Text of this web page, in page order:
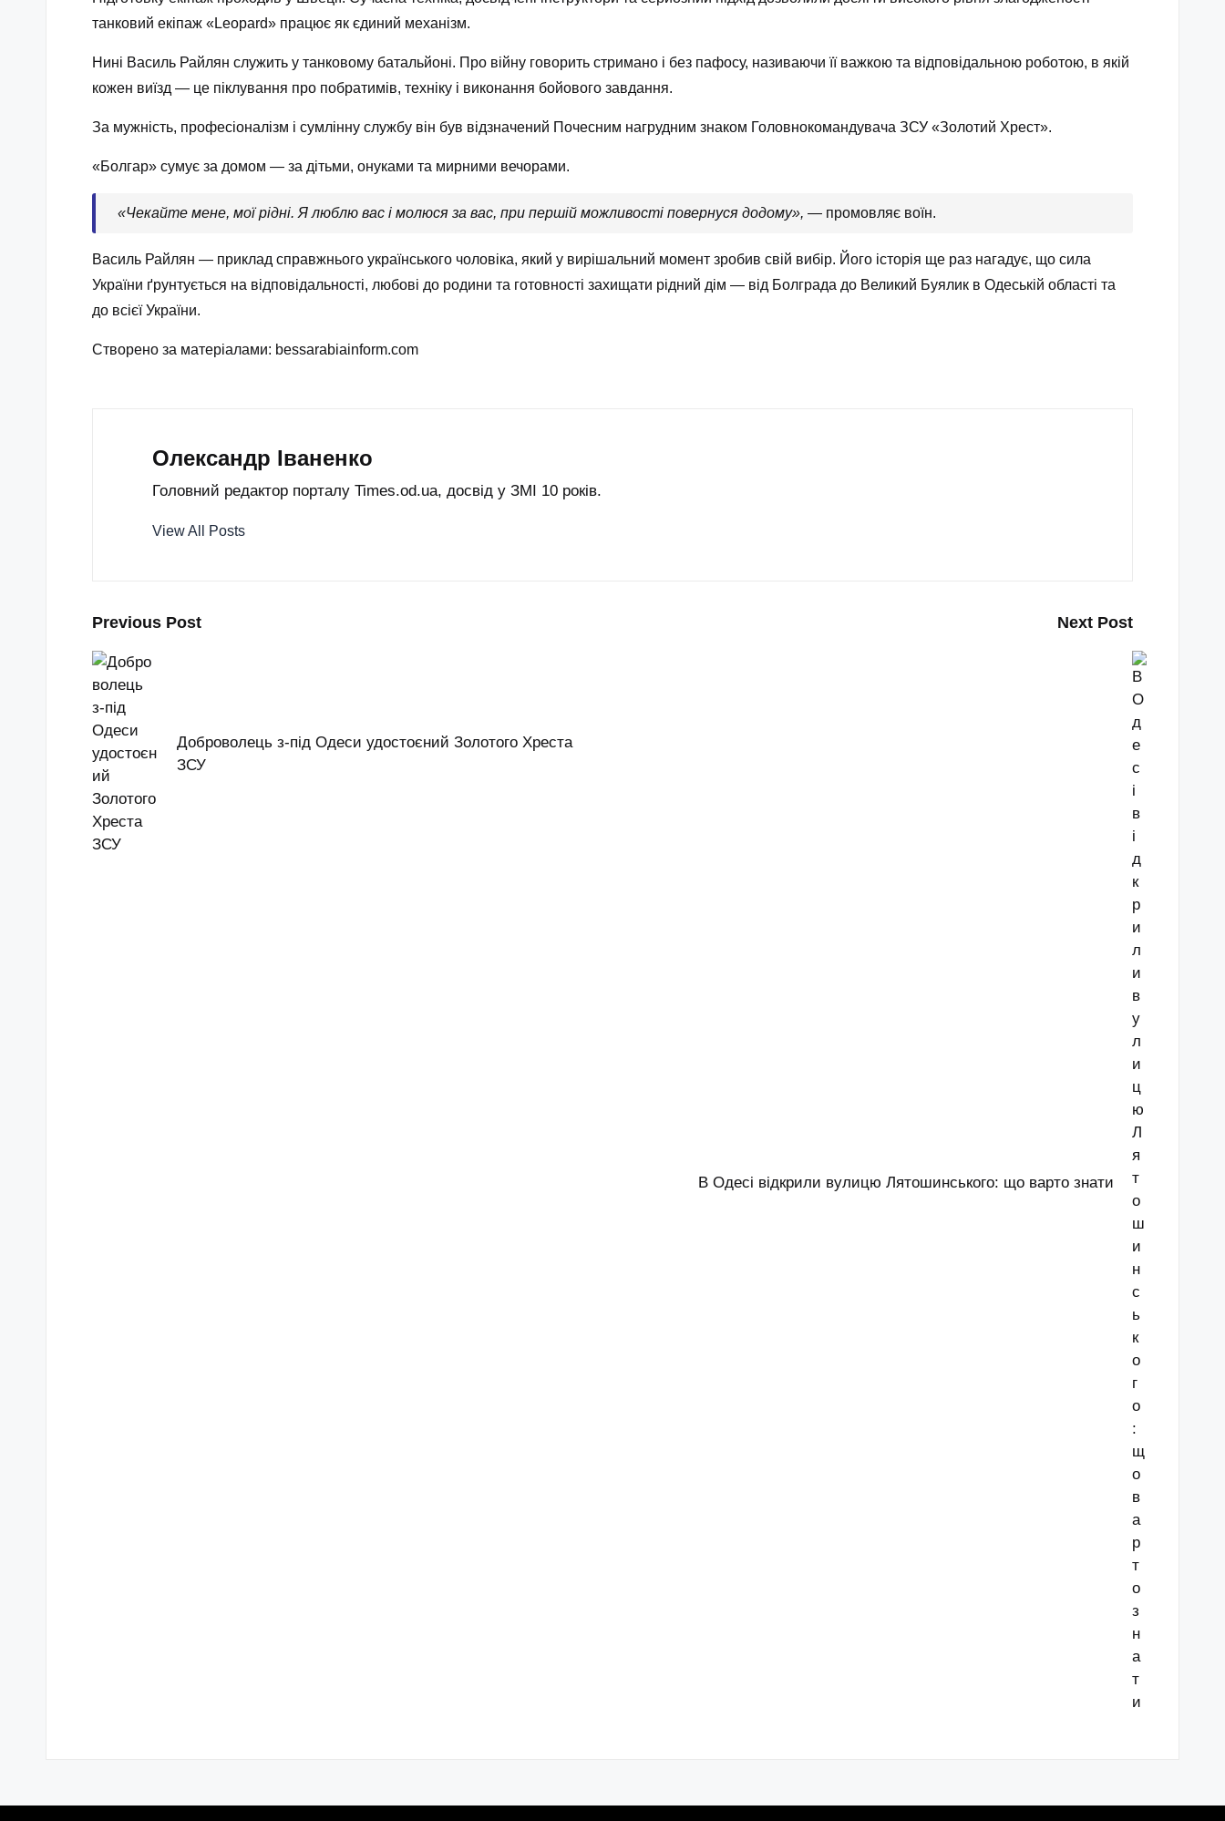
танковий екіпаж «Leopard» працює як єдиний механізм.
Нині Василь Райлян служить у танковому батальйоні. Про війну говорить стримано і без пафосу, називаючи її важкою та відповідальною роботою, в якій
кожен виїзд — це піклування про побратимів, техніку і виконання бойового завдання.
За мужність, професіоналізм і сумлінну службу він був відзначений Почесним нагрудним знаком Головнокомандувача ЗСУ «Золотий Хрест».
«Болгар» сумує за домом — за дітьми, онуками та мирними вечорами.
«Чекайте мене, мої рідні. Я люблю вас і молюся за вас, при першій можливості повернуся додому», — промовляє воїн.
Василь Райлян — приклад справжнього українського чоловіка, який у вирішальний момент зробив свій вибір. Його історія ще раз нагадує, що сила
України ґрунтується на відповідальності, любові до родини та готовності захищати рідний дім — від Болграда до Великий Буялик в Одеській області та
до всієї України.
Створено за матеріалами: bessarabiainform.com
Олександр Іваненко
Головний редактор порталу Times.od.ua, досвід у ЗМІ 10 років.
View All Posts
Post
navigation
Previous Post
Доброволець з-під Одеси удостоєний Золотого Хреста
ЗСУ
Next Post
В Одесі відкрили вулицю Лятошинського: що варто знати